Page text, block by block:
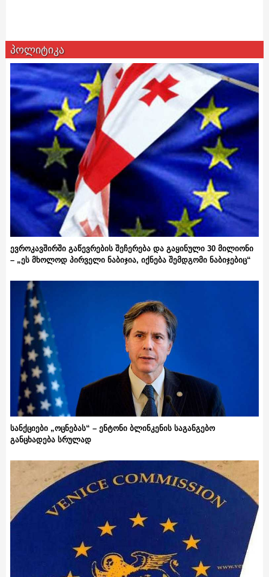
პოლიტიკა
ევროკავშირში გაწევრების შეჩერება და გაყინული 30 მილიონი
– „ეს მხოლოდ პირველი ნაბიჯია, იქნება შემდგომი ნაბიჯებიც“
სანქციები „ოცნებას“ – ენტონი ბლინკენის საგანგებო
განცხადება სრულად